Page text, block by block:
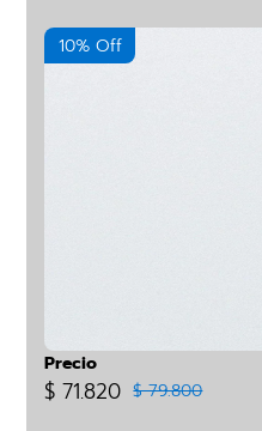
10% Off
Precio
$ 71.820 $ 79.800